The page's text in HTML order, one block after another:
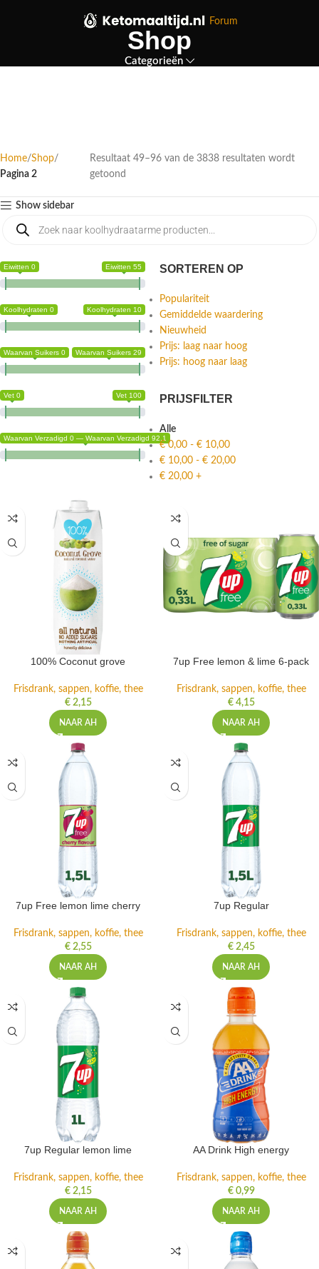
Forum
Shop
Categorieën
Home Shop
Pagina 2
Resultaat 49–96 van de 3838 resultaten wordt
getoond
Show sidebar
Eiwitten 0 Eiwitten 55
Koolhydraten 0 Koolhydraten 10
Waarvan Suikers 0 Waarvan Suikers 29
Vet 0 Vet 100
Waarvan Verzadigd 0 — Waarvan Verzadigd 92.1
SORTEREN OP
Populariteit
Gemiddelde waardering
Nieuwheid
Prijs: laag naar hoog
Prijs: hoog naar laag
PRIJSFILTER
Alle
€0,00 - € 10,00
€ 10,00 - € 20,00
€ 20,00 +
100% Coconut grove
Frisdrank, sappen, koffie, thee
€2,15
NAAR AH
7up Free lemon & lime 6-pack
Frisdrank, sappen, koffie, thee
€4,15
NAAR AH
7up Free lemon lime cherry
Frisdrank, sappen, koffie, thee
€2,55
NAAR AH
7up Regular
Frisdrank, sappen, koffie, thee
€2,45
NAAR AH
7up Regular lemon lime
Frisdrank, sappen, koffie, thee
€2,15
NAAR AH
AA Drink High energy
Frisdrank, sappen, koffie, thee
€0,99
NAAR AH